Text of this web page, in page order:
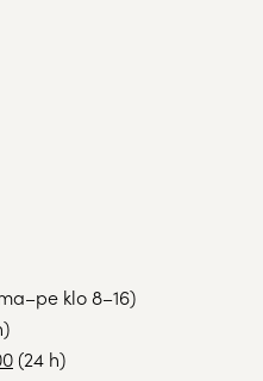
klo 8–16)
(24 h)